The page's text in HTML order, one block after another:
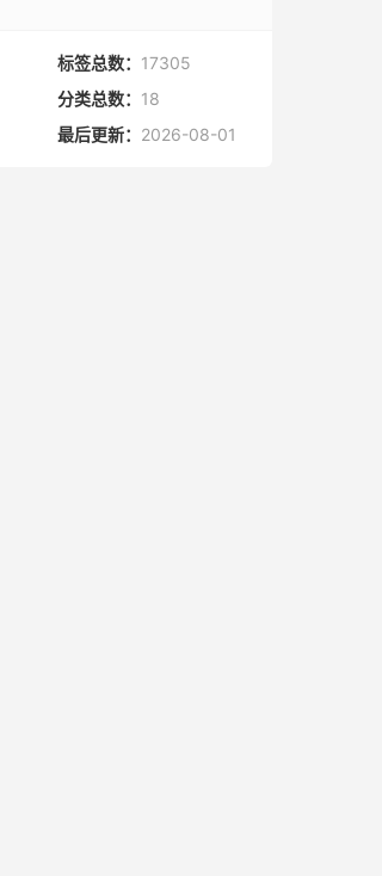
标签总数： 17305
分类总数： 18
最后更新： 2026-08-01